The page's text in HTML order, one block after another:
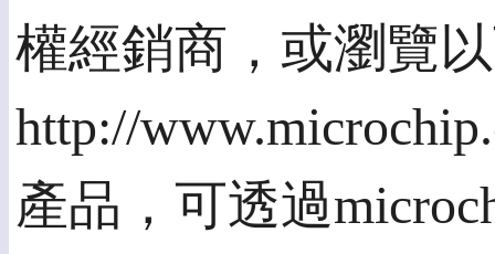
權經銷商，或瀏覽
http://
產品，可透過